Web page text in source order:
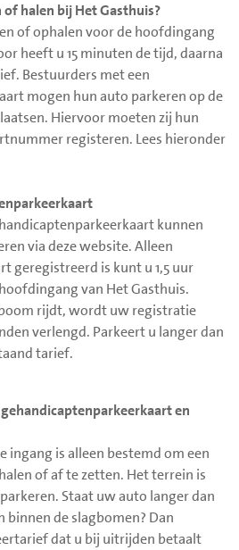
halen bij Het Gasthuis?
of ophalen voor de hoofdingang
heeft u 15 minuten de tijd, daarna
Bestuurders met een
mogen hun auto parkeren op de
Hiervoor moeten zij hun
registeren. Lees hieronder
kunnen
via deze website. Alleen
geregistreerd is kunt u 1,5 uur
van Het Gasthuis.
rijdt, wordt uw registratie
verlengd. Parkeert u langer dan
tarief.
en
ingang is alleen bestemd om een
of af te zetten. Het terrein is
Staat uw auto langer dan
binnen de slagbomen? Dan
dat u bij uitrijden betaalt